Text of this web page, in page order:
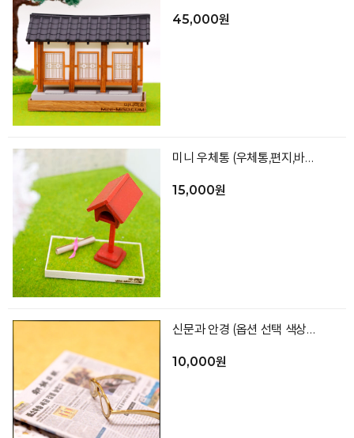
45,000원
미니 우체통 (우체통,편지,바닥)
15,000원
신문과 안경 (옵션 선택 색상랜덤)
10,000원